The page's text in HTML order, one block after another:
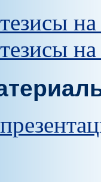
тезисы
тезисы